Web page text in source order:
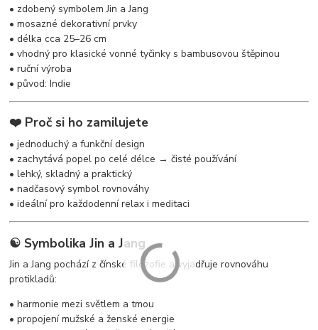
• zdobený symbolem Jin a Jang
• mosazné dekorativní prvky
• délka cca 25–26 cm
• vhodný pro klasické vonné tyčinky s bambusovou štěpinou
• ruční výroba
• původ: Indie
❤️ Proč si ho zamilujete
• jednoduchý a funkční design
• zachytává popel po celé délce → čisté používání
• lehký, skladný a praktický
• nadčasový symbol rovnováhy
• ideální pro každodenní relax i meditaci
☯️ Symbolika Jin a Jang
Jin a Jang pochází z čínské filozofie a vyjadřuje rovnováhu
protikladů:
• harmonie mezi světlem a tmou
• propojení mužské a ženské energie